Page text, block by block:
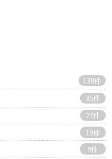
138件
35件
27件
19件
9件